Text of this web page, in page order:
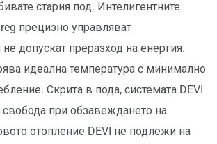
стария под. Интелигентните
прецизно управляват
не допускат преразход на енергия.
идеална температура с минимално
Скрита в пода, системата DEVI
при обзавеждането на
отопление DEVI не подлежи на